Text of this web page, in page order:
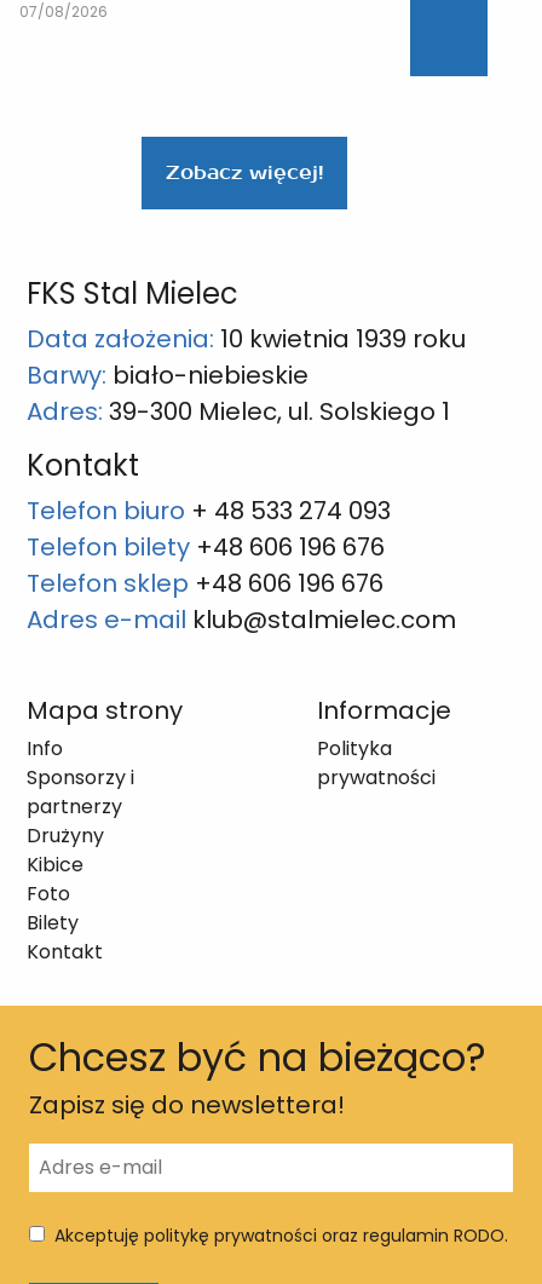
07/08/2026
Zobacz więcej!
FKS Stal Mielec
Data założenia: 10 kwietnia 1939 roku
Barwy: biało-niebieskie
Adres: 39-300 Mielec, ul. Solskiego 1
Kontakt
Telefon biuro + 48 533 274 093
Telefon bilety +48 606 196 676
Telefon sklep +48 606 196 676
Adres e-mail klub@stalmielec.com
Mapa strony
Info
Sponsorzy i
partnerzy
Drużyny
Kibice
Foto
Bilety
Kontakt
Informacje
Polityka
prywatności
Chcesz być na bieżąco?
Zapisz się do newslettera!
Akceptuję politykę prywatności oraz regulamin RODO.